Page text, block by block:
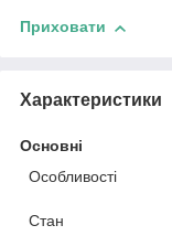
Приховати
Характеристики
Основні
Особливості
Стан